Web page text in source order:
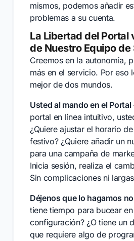
mismos, podemos añadir
problemas a su cuenta.
La Libertad del Portal
de Nuestro Equipo de
Creemos en la autonomía,
más en el servicio. Por eso
mejor de dos mundos.
Usted al mando en el Portal
portal en línea intuitivo,
¿Quiere ajustar el horario
festivo? ¿Quiere añadir un
para una campaña de
Inicia sesión, realiza el
Sin complicaciones ni
Déjenos que lo hagamos
tiene tiempo para bucear
configuración? ¿O tiene un
que requiere algo de